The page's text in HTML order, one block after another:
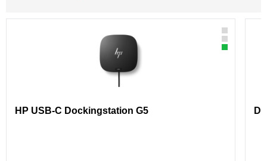
HP USB-C Dockingstation G5